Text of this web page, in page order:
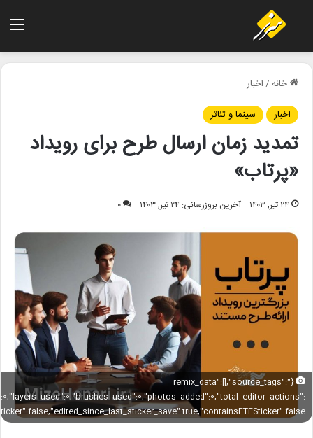
خانه/اخبار
اخبار
سینما و تئاتر
تمدید زمان ارسال طرح برای رویداد
«پرتاب»
۲۴ تیر, ۱۴۰۳ آخرین بروزرسانی: ۲۴ تیر, ۱۴۰۳ ۰
{"remix_data":[],"source_tags":